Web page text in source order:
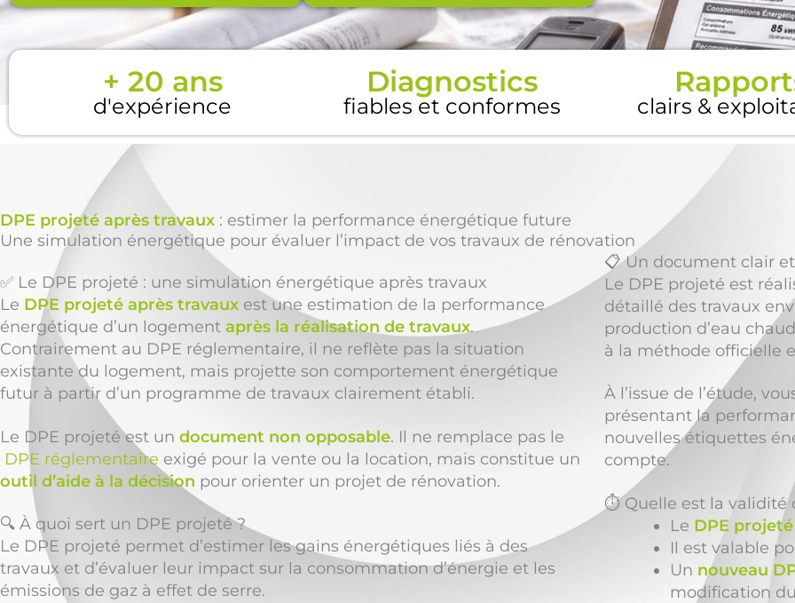
+ 20 ans
d'expérience
Diagnostics
fiables et conformes clairs &
DPE projeté après travaux : estimer la performance énergétique future
Une simulation énergétique pour évaluer l’impact de vos travaux de rénovation
✅ Le DPE projeté : une simulation énergétique après travaux
Le DPE projeté après travaux est une estimation de la performance
énergétique d’un logement après la réalisation de travaux.
Contrairement au DPE réglementaire, il ne reflète pas la situation
existante du logement, mais projette son comportement énergétique
futur à partir d’un programme de travaux clairement établi.
Le DPE projeté est un document non opposable. Il ne remplace pas le
DPE réglementaire exigé pour la vente ou la location, mais constitue un
outil d’aide à la décision pour orienter un projet de rénovation.
🔍 À quoi sert un DPE projeté ?
Le DPE projeté permet d’estimer les gains énergétiques liés à des
travaux et d’évaluer leur impact sur la consommation d’énergie et les
émissions de gaz à effet de serre.
📋 Un document clair
Le DPE projeté est
détaillé des travaux
production d’eau
à la méthode officielle
À l’issue de l’étude,
présentant la
nouvelles étiquettes
compte.
⏱️ Quelle est la validité
Le DPE
Il est valable
Un nouveau
modification